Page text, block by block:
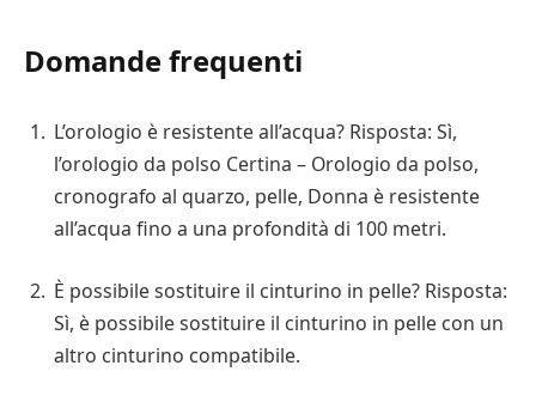
Domande frequenti
L’orologio è resistente all’acqua? Risposta: Sì,
l’orologio da polso Certina – Orologio da polso,
cronografo al quarzo, pelle, Donna è resistente
all’acqua fino a una profondità di 100 metri.
È possibile sostituire il cinturino in pelle? Risposta:
Sì, è possibile sostituire il cinturino in pelle con un
altro cinturino compatibile.